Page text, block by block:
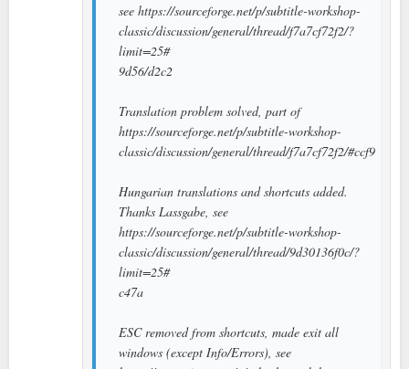
see https://sourceforge.net/p/subtitle-workshop-
classic/discussion/general/thread/f7a7cf72f2/?
limit=25#
9d56/d2c2
Translation problem solved, part of
https://sourceforge.net/p/subtitle-workshop-
classic/discussion/general/thread/f7a7cf72f2/#ccf9
Hungarian translations and shortcuts added.
Thanks Lassgabe, see
https://sourceforge.net/p/subtitle-workshop-
classic/discussion/general/thread/9d30136f0c/?
limit=25#
c47a
ESC removed from shortcuts, made exit all
windows (except Info/Errors), see